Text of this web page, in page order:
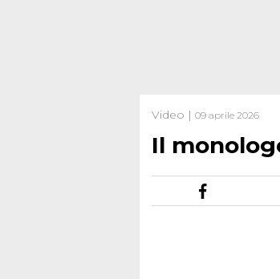
Video | 09 aprile 2026
Il